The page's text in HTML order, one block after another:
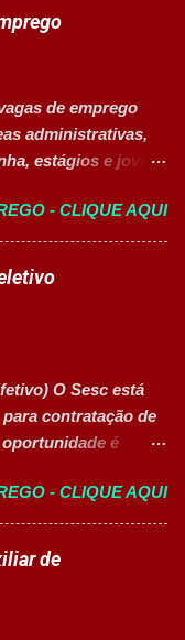
de Recursos
e seleção,
comunicativos e
carreira na área de
R$ 2.236,38
Realizar
Dar suporte
Pessoal.
benefícios.
atividades
Requisitos 18 anos
completo ...
de emprego
administrativas,
estágios e jovem
Um dos
está com novas
em
de diversos níveis
oportunidades de
em um
com
e de apoio. Vagas
Técnico de
Vigia (Modalidade
- CLIQUE AQUI
O Sesc está
contratação de
é
desejam atuar
professores
SE AGORA
Auxiliar
- CLIQUE AQUI
de